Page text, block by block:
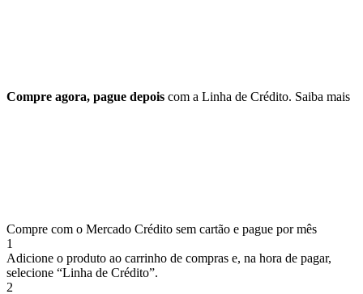
Compre agora, pague depois com a Linha de Crédito. Saiba mais
Compre com o Mercado Crédito sem cartão e pague por mês
1
Adicione o produto ao carrinho de compras e, na hora de pagar,
selecione “Linha de Crédito”.
2